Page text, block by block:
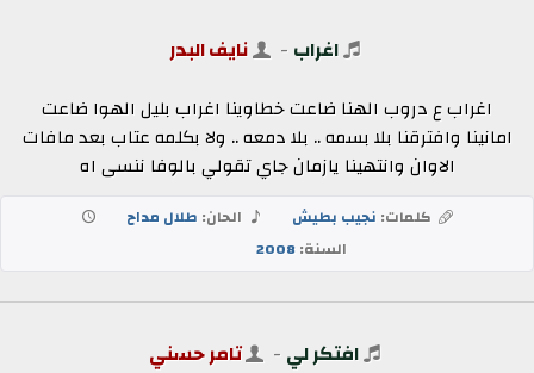
اغراب - نايف البدر
اغراب ع دروب الهنا ضاعت خطاوينا اغراب بليل الهوا ضاعت
امانينا وافترقنا بلا بسمه .. بلا دمعه .. ولا بكلمه عتاب بعد مافات
الاوان وانتهينا يازمان جاي تقولي بالوفا ننسى اه
كلمات: نجيب بطيش الحان: طلال مداح
السنة:2008
افتكر لي - تامر حسني